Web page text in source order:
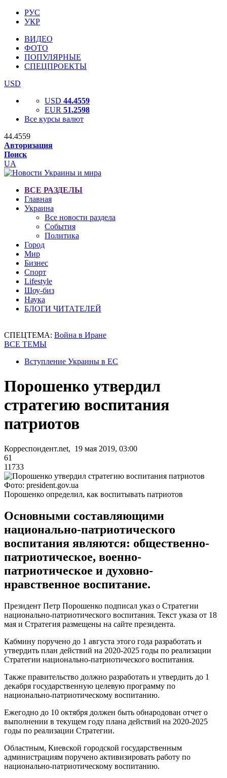
РУС
УКР
ВИДЕО
ФОТО
ПОПУЛЯРНЫЕ
СПЕЦПРОЕКТЫ
USD
USD 44.4559
EUR 51.2598
Все курсы валют
44.4559
Авторизация
Поиск
UA
ВСЕ РАЗДЕЛЫ
Главная
Украина
Все новости раздела
События
Политика
Город
Мир
Бизнес
Спорт
Lifestyle
Шоу-биз
Наука
БЛОГИ ЧИТАТЕЛЕЙ
СПЕЦТЕМА: Война в Иране
ВСЕ ТЕМЫ
Вступление Украины в ЕС
Порошенко утвердил
стратегию воспитания
патриотов
Корреспондент.net, 19 мая 2019, 03:00
61
11733
Фото: president.gov.ua
Порошенко определил, как воспитывать патриотов
Основными составляющими
национально-патриотического
воспитания являются: общественно-
патриотическое, военно-
патриотическое и духовно-
нравственное воспитание.
Президент Петр Порошенко подписал указ о Стратегии
национально-патриотического воспитания. Текст указа от 18
мая и Стратегия размещены на сайте президента.
Кабмину поручено до 1 августа этого года разработать и
утвердить план действий на 2020-2025 годы по реализации
Стратегии национально-патриотического воспитания.
Также правительство должно разработать и утвердить до 1
декабря государственную целевую программу по
национально-патриотическому воспитанию.
Ежегодно до 10 октября должен быть обнародован отчет о
выполнении в текущем году плана действий на 2020-2025
годы по реализации Стратегии.
Областным, Киевской городской государственным
администрациям поручено активизировать работу по
национально-патриотическому воспитанию.